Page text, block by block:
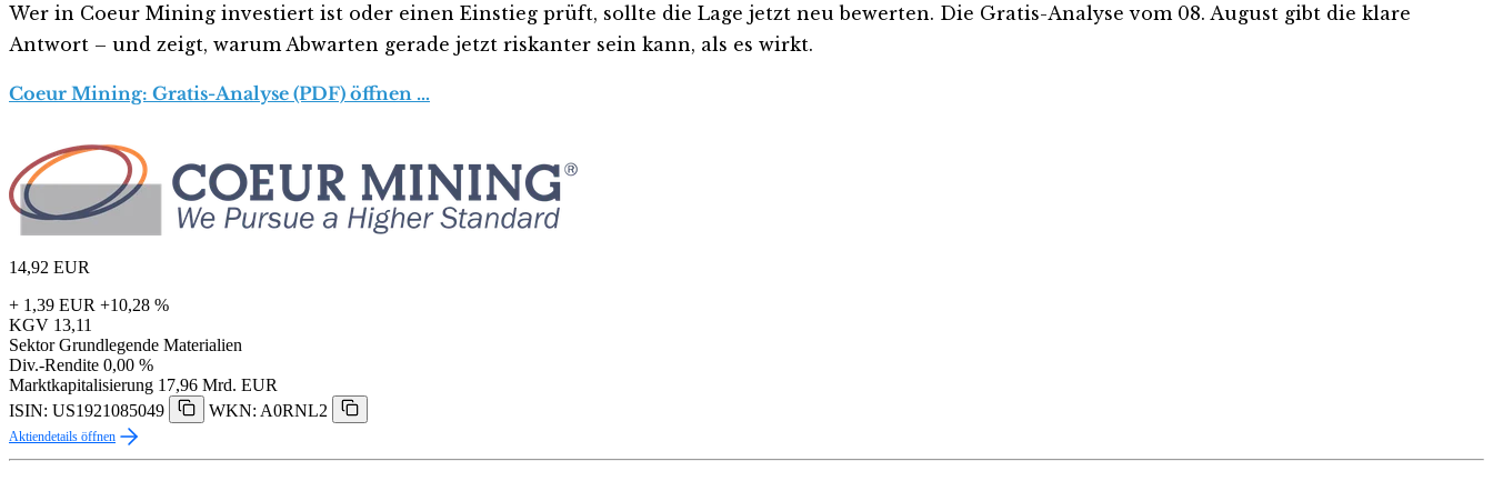
Wer in Coeur Mining investiert ist oder einen Einstieg prüft, sollte die Lage jetzt neu bewerten. Die Gratis-Analyse vom 08. August gibt die klare
Antwort – und zeigt, warum Abwarten gerade jetzt riskanter sein kann, als es wirkt.
Coeur Mining: Gratis-Analyse (PDF) öffnen …
14,92 EUR
+ 1,39 EUR +10,28 %
KGV 13,11
Sektor Grundlegende Materialien
Div.-Rendite 0,00 %
Marktkapitalisierung 17,96 Mrd. EUR
ISIN: US1921085049
WKN: A0RNL2
Aktiendetails öffnen